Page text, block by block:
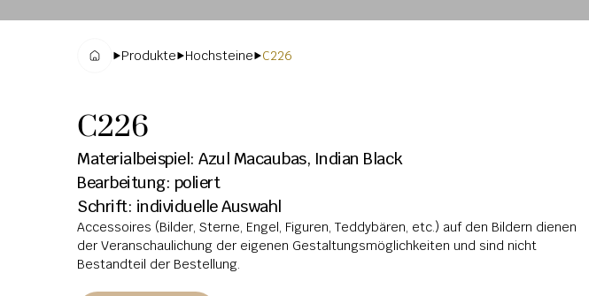
Produkte Hochsteine C226
C226
Materialbeispiel: Azul Macaubas, Indian Black
Bearbeitung: poliert
Schrift: individuelle Auswahl
Accessoires (Bilder, Sterne, Engel, Figuren, Teddybären, etc.) auf den Bildern dienen
der Veranschaulichung der eigenen Gestaltungsmöglichkeiten und sind nicht
Bestandteil der Bestellung.